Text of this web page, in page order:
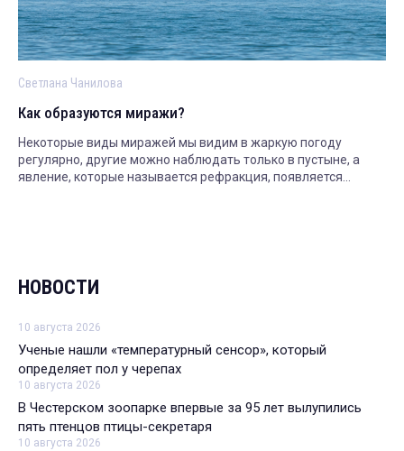
Светлана Чанилова
Как образуются миражи?
Некоторые виды миражей мы видим в жаркую погоду
регулярно, другие можно наблюдать только в пустыне, а
явление, которые называется рефракция, появляется
НОВОСТИ
10 августа 2026
Ученые нашли «температурный сенсор», который
определяет пол у черепах
10 августа 2026
В Честерском зоопарке впервые за 95 лет вылупились
пять птенцов птицы-секретаря
10 августа 2026